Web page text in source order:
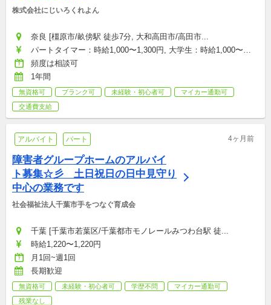
株式会社にじいろくれよん
奈良 [橿原市/畝傍駅 徒歩7分, 大和高田市/高田市...
パートタイマー：時給1,000〜1,300円, 大学生：時給1,000〜
1,100円, 契約社員(正社員登用あり)：月給180,000〜300,000円,
店舗トップ：月給300,000〜400,000円
頻度は相談可
1年間
無資格可 ブランク可 未経験・初心者可
マイカー通勤可
交通費支給
アルバイト パート 4ヶ月前
障害者グループホームのアルバイ
ト募集☆彡　土日祝日の日中見守り
中心の業務です
社会福祉法人千葉市手をつなぐ育成会
千葉 [千葉市若葉区/千葉都市モノレールみつわ台駅 徒...
時給1,220〜1,220円
月1回~週1回
長期歓迎
無資格可 未経験・初心者可 学歴不問
マイカー通勤可
残業なし